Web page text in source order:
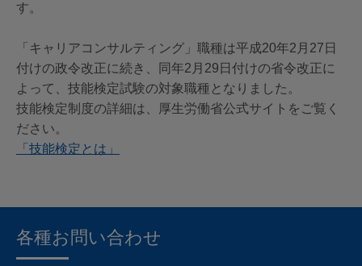
す。
「キャリアコンサルティング」職種は平成20年2月27日
付けの政令改正に続き、同年2月29日付けの省令改正に
よって、技能検定試験の対象職種となりました。
技能検定制度の詳細は、厚生労働省公式サイトをご覧く
ださい。
「技能検定とは」
各種お問い合わせ